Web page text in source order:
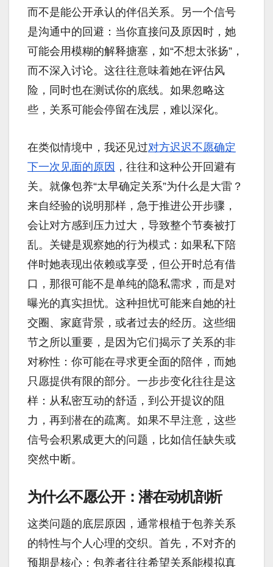
而不是能公开承认的伴侣关系。另一个信号
是沟通中的回避：当你直接问及原因时，她
可能会用模糊的解释搪塞，如“不想太张扬”，
而不深入讨论。这往往意味着她在评估风
险，同时也在测试你的底线。如果忽略这
些，关系可能会停留在浅层，难以深化。
在类似情境中，我还见过对方迟迟不愿确定
下一次见面的原因 ，往往和这种公开回避有
关。就像包养“太早确定关系”为什么是大雷？
来自经验的说明那样，急于推进公开步骤，
会让对方感到压力过大，导致整个节奏被打
乱。关键是观察她的行为模式：如果私下陪
伴时她表现出依赖或享受，但公开时总有借
口，那很可能不是单纯的隐私需求，而是对
曝光的真实担忧。这种担忧可能来自她的社
交圈、家庭背景，或者过去的经历。这些细
节之所以重要，是因为它们揭示了关系的非
对称性：你可能在寻求更全面的陪伴，而她
只愿提供有限的部分。一步步变化往往是这
样：从私密互动的舒适，到公开提议的阻
力，再到潜在的疏离。如果不早注意，这些
信号会积累成更大的问题，比如信任缺失或
突然中断。
为什么不愿公开：潜在动机剖析
这类问题的底层原因，通常根植于包养关系
的特性与个人心理的交织。首先，不对齐的
预期是核心：包养者往往希望关系能模拟真